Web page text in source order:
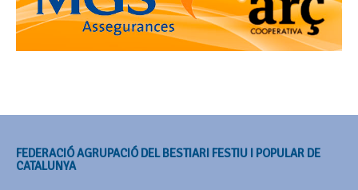
FEDERACIÓ AGRUPACIÓ DEL BESTIARI FESTIU I POPULAR DE
CATALUNYA